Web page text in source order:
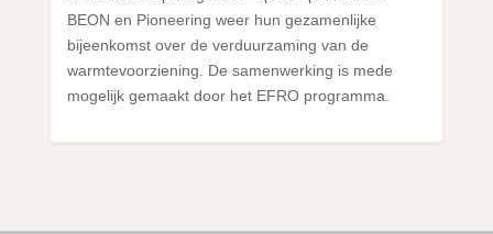
BEON en Pioneering weer hun gezamenlijke
bijeenkomst over de verduurzaming van de
warmtevoorziening. De samenwerking is mede
mogelijk gemaakt door het EFRO programma.